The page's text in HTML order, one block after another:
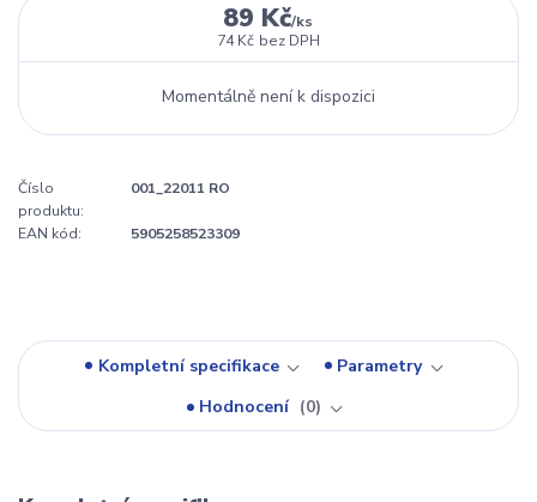
89 Kč/ks
74 Kč bez DPH
Momentálně není k dispozici
Číslo
produktu:
001_22011 RO
EAN kód: 5905258523309
Kompletní specifikace
Parametry
Hodnocení
0